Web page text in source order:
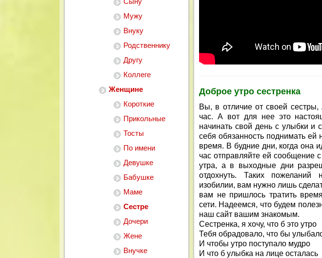
Мужу
Внуку
Родственнику
Другу
Коллеге
Женщине
Короткие
Прикольные
Тосты
По имени
Девушке
Бабушке
Маме
Сестре
Дочери
Жене
Внучке
Доброе утро сестренка
Вы, в отличие от своей
час. А вот для нее это
начинать свой день с улыбки и
себя обязанность поднимать ей
время. В будние дни, когда она
час отправляйте ей сообщение
утра, а в выходные дни
отдохнуть. Таких
изобилии, вам нужно лишь
вам не пришлось тратить
сети. Надеемся, что будем
наш сайт вашим знакомым.
Сестренка, я хочу, что б это утро
Тебя обрадовало, что бы
И чтобы утро поступало мудро
И что б улыбка на лице осталась